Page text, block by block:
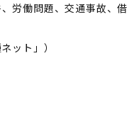
労働問題、交通事故、
ット」）